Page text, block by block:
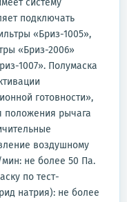
систему
подключать
«Бриз-1005»,
«Бриз-2006»
1007». Полумаска
готовности»,
положения рычага
воздушному
мин: не более 50 Па.
по тест-
натрия): не более